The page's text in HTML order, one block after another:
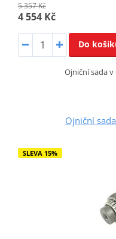
5 357 Kč
4 554 Kč
Do
Ojniční sada
Ojniční
SLEVA 15%